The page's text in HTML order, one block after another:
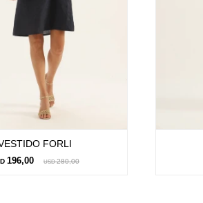
FORLI
196,00 USD 280,00